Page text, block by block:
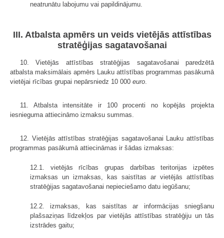
neatrunātu labojumu vai papildinājumu.
III. Atbalsta apmērs un veids vietējās attīstības
stratēģijas sagatavošanai
10. Vietējās attīstības stratēģijas sagatavošanai paredzētā
atbalsta maksimālais apmērs Lauku attīstības programmas pasākumā
vietējai rīcības grupai nepārsniedz 10 000 euro
11. Atbalsta intensitāte ir 100 procenti no kopējās projekta
iesnieguma attiecināmo izmaksu summas.
12. Vietējās attīstības stratēģijas sagatavošanai Lauku attīstības
programmas pasākumā attiecināmas ir šādas izmaksas:
12.1. vietējās rīcības grupas darbības teritorijas izpētes
izmaksas un izmaksas, kas saistītas ar vietējās attīstības
stratēģijas sagatavošanai nepieciešamo datu iegūšanu;
12.2. izmaksas, kas saistītas ar informācijas sniegšanu
plašsaziņas līdzekļos par vietējās attīstības stratēģiju un tās
izstrādes gaitu;